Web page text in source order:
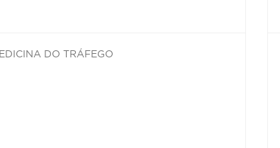
DO TRÁFEGO